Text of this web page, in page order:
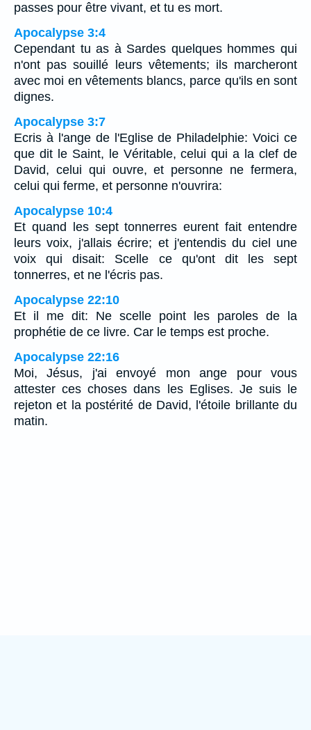
passes pour être vivant, et tu es mort.
Apocalypse 3:4
Cependant tu as à Sardes quelques hommes qui
n'ont pas souillé leurs vêtements; ils marcheront
avec moi en vêtements blancs, parce qu'ils en sont
dignes.
Apocalypse 3:7
Ecris à l'ange de l'Eglise de Philadelphie: Voici ce
que dit le Saint, le Véritable, celui qui a la clef de
David, celui qui ouvre, et personne ne fermera,
celui qui ferme, et personne n'ouvrira:
Apocalypse 10:4
Et quand les sept tonnerres eurent fait entendre
leurs voix, j'allais écrire; et j'entendis du ciel une
voix qui disait: Scelle ce qu'ont dit les sept
tonnerres, et ne l'écris pas.
Apocalypse 22:10
Et il me dit: Ne scelle point les paroles de la
prophétie de ce livre. Car le temps est proche.
Apocalypse 22:16
Moi, Jésus, j'ai envoyé mon ange pour vous
attester ces choses dans les Eglises. Je suis le
rejeton et la postérité de David, l'étoile brillante du
matin.